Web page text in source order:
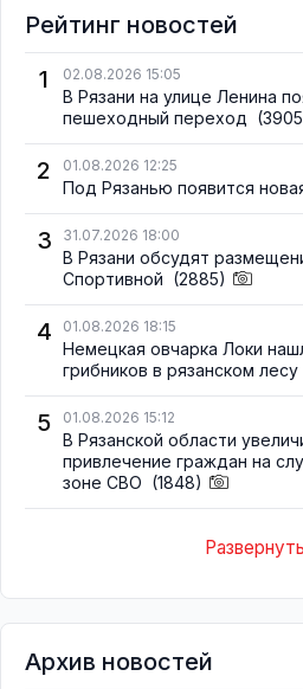
Рейтинг новостей
1
02.08.2026 15:05
В Рязани на улице Ленина
пешеходный переход
2 01.08.2026 12:25
Под Рязанью появится
3 31.07.2026 18:00
В Рязани обсудят
Спортивной (2885)
4 01.08.2026 18:15
Немецкая овчарка Локи
грибников в рязанском лесу
5 01.08.2026 15:12
В Рязанской области
привлечение граждан на
зоне СВО (1848)
Архив новостей